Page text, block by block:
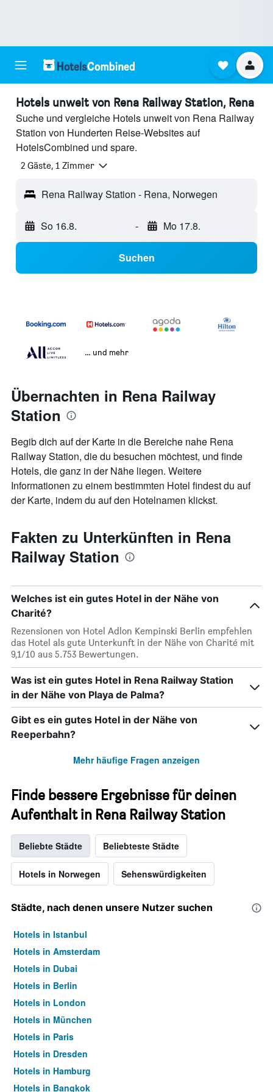
Hotels unweit von Rena Railway Station, Rena
Suche und vergleiche Hotels unweit von Rena Railway
Station von Hunderten Reise-Websites auf
HotelsCombined und spare.
2 Gäste, 1 Zimmer
Rena Railway Station - Rena, Norwegen
So 16.8. - Mo 17.8.
Suchen
… und mehr
Übernachten in Rena Railway
Station
Begib dich auf der Karte in die Bereiche nahe Rena
Railway Station, die du besuchen möchtest, und finde
Hotels, die ganz in der Nähe liegen. Weitere
Informationen zu einem bestimmten Hotel findest du auf
der Karte, indem du auf den Hotelnamen klickst.
Fakten zu Unterkünften in Rena
Railway Station
Welches ist ein gutes Hotel in der Nähe von
Charité?
Rezensionen von Hotel Adlon Kempinski Berlin empfehlen
das Hotel als gute Unterkunft in der Nähe von Charité mit
9,1/10 aus 5.753 Bewertungen.
Was ist ein gutes Hotel in Rena Railway Station
in der Nähe von Playa de Palma?
Gibt es ein gutes Hotel in der Nähe von
Reeperbahn?
Mehr häufige Fragen anzeigen
Finde bessere Ergebnisse für deinen
Aufenthalt in Rena Railway Station
Beliebte Städte Beliebteste Städte
Hotels in Norwegen Sehenswürdigkeiten
Städte, nach denen unsere Nutzer suchen
Hotels in Istanbul
Hotels in Amsterdam
Hotels in Dubai
Hotels in Berlin
Hotels in London
Hotels in München
Hotels in Paris
Hotels in Dresden
Hotels in Hamburg
Hotels in Bangkok